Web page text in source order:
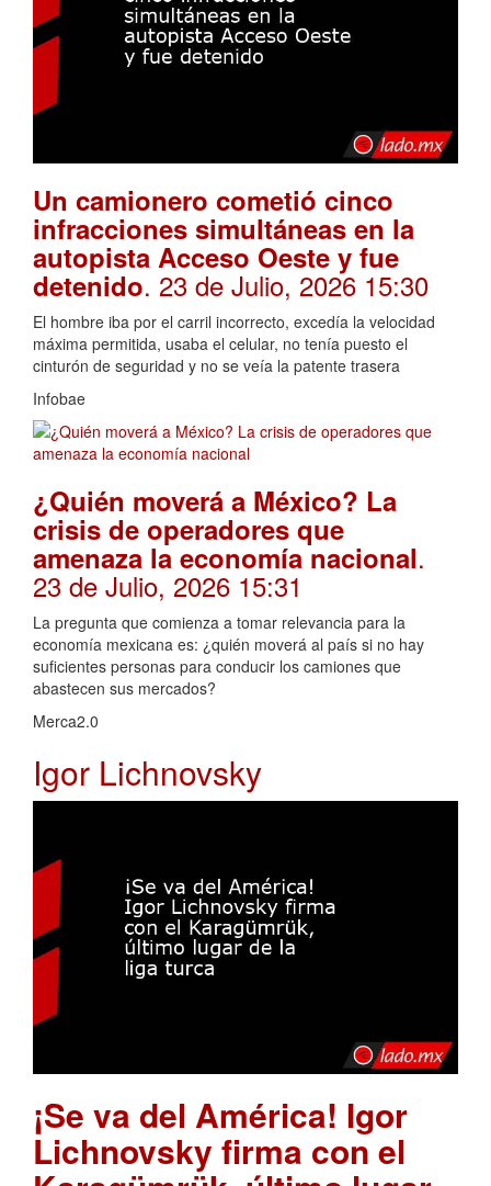
Un camionero cometió cinco
infracciones simultáneas en la
autopista Acceso Oeste y fue
detenido. 23 de Julio, 2026 15:30
El hombre iba por el carril incorrecto, excedía la velocidad
máxima permitida, usaba el celular, no tenía puesto el
cinturón de seguridad y no se veía la patente trasera
Infobae
¿Quién moverá a México? La
crisis de operadores que
amenaza la economía nacional.
23 de Julio, 2026 15:31
La pregunta que comienza a tomar relevancia para la
economía mexicana es: ¿quién moverá al país si no hay
suficientes personas para conducir los camiones que
abastecen sus mercados?
Merca2.0
Igor Lichnovsky
¡Se va del América! Igor
Lichnovsky firma con el